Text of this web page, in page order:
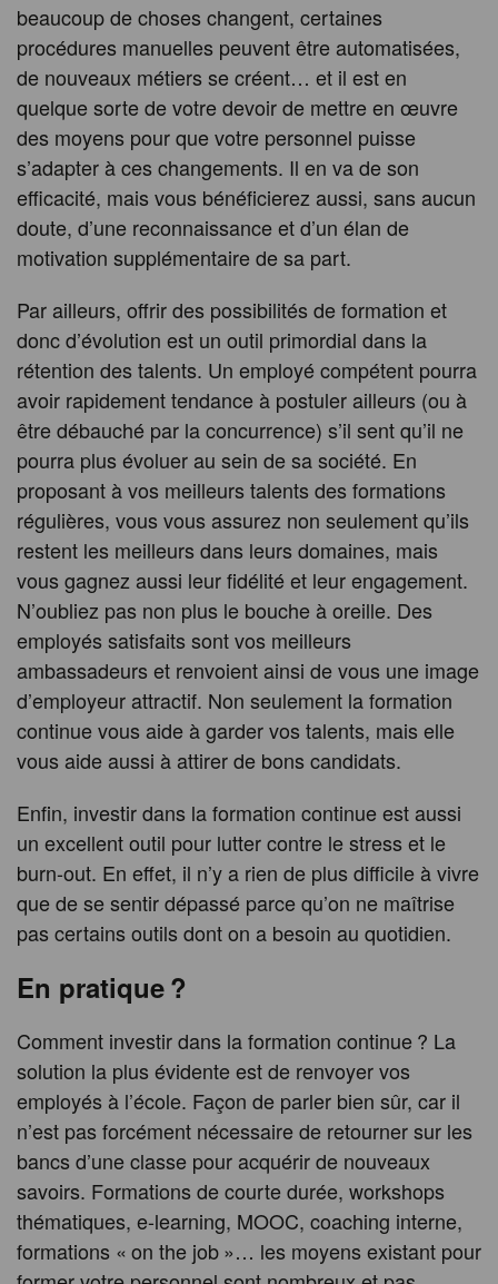
beaucoup de choses changent, certaines
procédures manuelles peuvent être automatisées,
de nouveaux métiers se créent… et il est en
quelque sorte de votre devoir de mettre en œuvre
des moyens pour que votre personnel puisse
s’adapter à ces changements. Il en va de son
efficacité, mais vous bénéficierez aussi, sans aucun
doute, d’une reconnaissance et d’un élan de
motivation supplémentaire de sa part.
Par ailleurs, offrir des possibilités de formation et
donc d’évolution est un outil primordial dans la
rétention des talents. Un employé compétent pourra
avoir rapidement tendance à postuler ailleurs (ou à
être débauché par la concurrence) s’il sent qu’il ne
pourra plus évoluer au sein de sa société. En
proposant à vos meilleurs talents des formations
régulières, vous vous assurez non seulement qu’ils
restent les meilleurs dans leurs domaines, mais
vous gagnez aussi leur fidélité et leur engagement.
N’oubliez pas non plus le bouche à oreille. Des
employés satisfaits sont vos meilleurs
ambassadeurs et renvoient ainsi de vous une image
d’employeur attractif. Non seulement la formation
continue vous aide à garder vos talents, mais elle
vous aide aussi à attirer de bons candidats.
Enfin, investir dans la formation continue est aussi
un excellent outil pour lutter contre le stress et le
burn-out. En effet, il n’y a rien de plus difficile à vivre
que de se sentir dépassé parce qu’on ne maîtrise
pas certains outils dont on a besoin au quotidien.
En pratique ?
Comment investir dans la formation continue ? La
solution la plus évidente est de renvoyer vos
employés à l’école. Façon de parler bien sûr, car il
n’est pas forcément nécessaire de retourner sur les
bancs d’une classe pour acquérir de nouveaux
savoirs. Formations de courte durée, workshops
thématiques, e-learning, MOOC, coaching interne,
formations « on the job »… les moyens existant pour